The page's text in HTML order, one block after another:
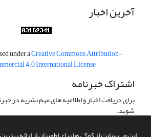
آخرین اخبار
under aCreative Commons Attribution-
4.0 International License
اشتراک خبرنامه
برای دریافت اخبار و اطلاعیه های مهم نشریه در
شوید.